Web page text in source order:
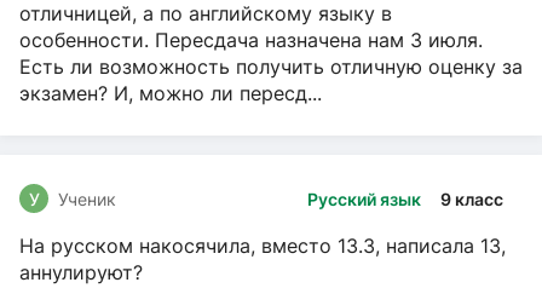
отличницей, а по английскому языку в
особенности. Пересдача назначена нам 3 июля.
Есть ли возможность получить отличную оценку за
экзамен? И, можно ли пересд...
Русский язык 9 класс
У Ученик
На русском накосячила, вместо 13.3, написала 13,
аннулируют?